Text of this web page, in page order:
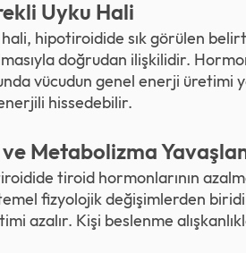
Uyku Hali
hipotiroidide sık görülen
doğrudan ilişkilidir.
vücudun genel enerji üretimi
hissedebilir.
Metabolizma
tiroid hormonlarının
temel fizyolojik değişimlerden
azalır. Kişi beslenme